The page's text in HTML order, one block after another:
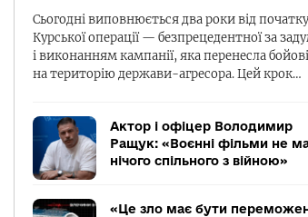
Сьогодні виповнюється два роки від початку
Курської операції — безпрецедентної за
і виконанням кампанії, яка перенесла бойові
на територію держави-агресора. Цей крок…
Актор і офіцер Володимир
Ращук: «Воєнні фільми не
нічого спільного з війною»
«Це зло має бути